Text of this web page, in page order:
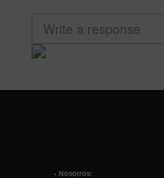
• Nosotros: